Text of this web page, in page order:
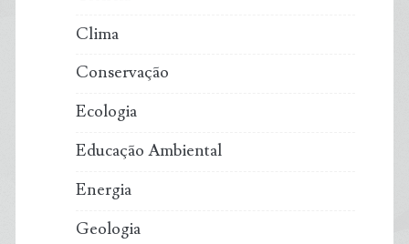
Clima
Conservação
Ecologia
Educação Ambiental
Energia
Geologia